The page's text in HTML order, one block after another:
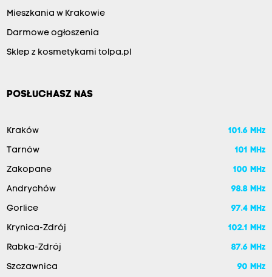
Mieszkania w Krakowie
Darmowe ogłoszenia
Sklep z kosmetykami tolpa.pl
POSŁUCHASZ NAS
Kraków 101.6 MHz
Tarnów 101 MHz
Zakopane 100 MHz
Andrychów 98.8 MHz
Gorlice 97.4 MHz
Krynica-Zdrój 102.1 MHz
Rabka-Zdrój 87.6 MHz
Szczawnica 90 MHz